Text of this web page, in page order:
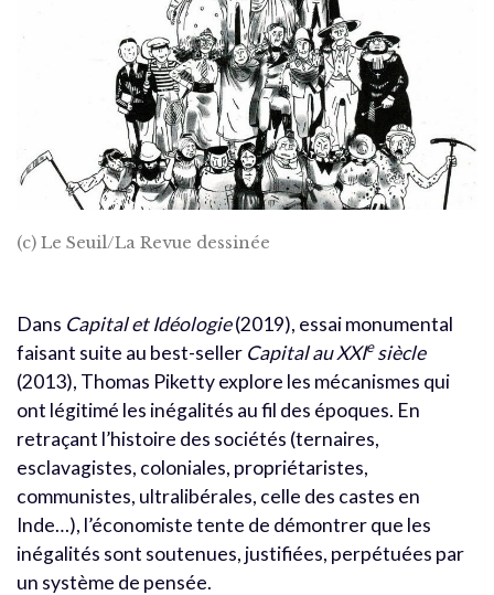
(c) Le Seuil/La Revue dessinée
Dans Capital et Idéologie(2019), essai monumental
faisant suite au best-seller Capital au XXIesiècle
(2013), Thomas Piketty explore les mécanismes qui
ont légitimé les inégalités au fil des époques. En
retraçant l’histoire des sociétés (ternaires,
esclavagistes, coloniales, propriétaristes,
communistes, ultralibérales, celle des castes en
Inde…), l’économiste tente de démontrer que les
inégalités sont soutenues, justifiées, perpétuées par
un système de pensée.